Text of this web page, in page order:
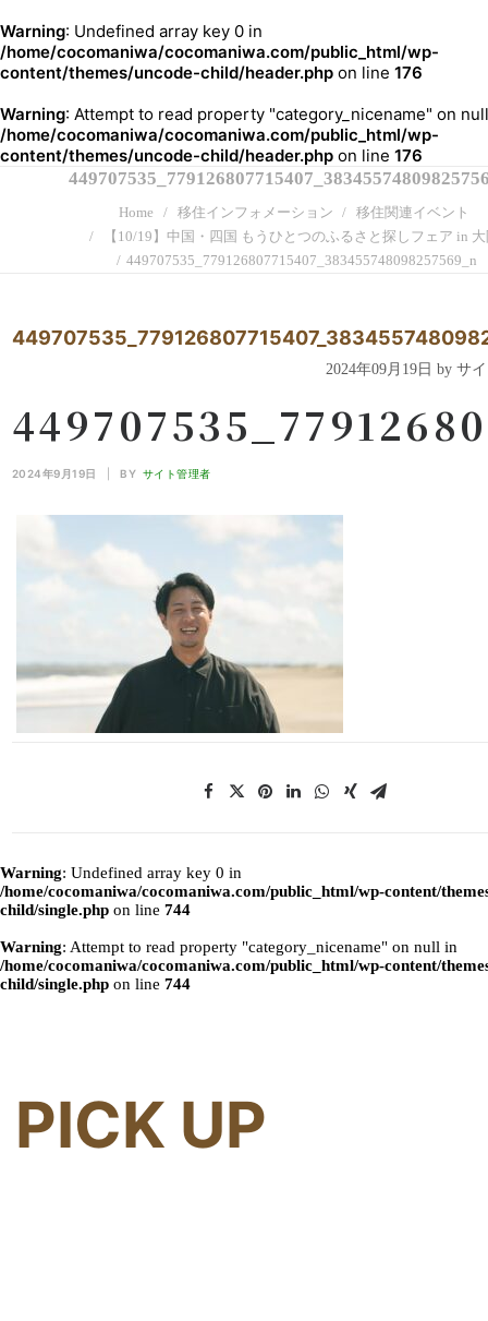
Warning: Undefined array key 0 in
/home/cocomaniwa/cocomaniwa.com/public_html/wp-
content/themes/uncode-child/header.php on line 176
Warning: Attempt to read property "category_nicename" on
/home/cocomaniwa/cocomaniwa.com/public_html/wp-
content/themes/uncode-child/header.php on line 176
Home 移住インフォメーション
移住関連イベント
【10/19】中国・四国 もうひとつのふるさと探しフェア in
449707535_779126807715407_383455748098257569_n
2024年09月19日 by サ
2024年9月19日 BY サイト管理者
Warning: Undefined array key 0 in
/home/cocomaniwa/cocomaniwa.com/public_html/wp-content/
child/single.php on line 744
Warning: Attempt to read property "category_nicename" on null in
/home/cocomaniwa/cocomaniwa.com/public_html/wp-content/
child/single.php on line 744
PICK UP